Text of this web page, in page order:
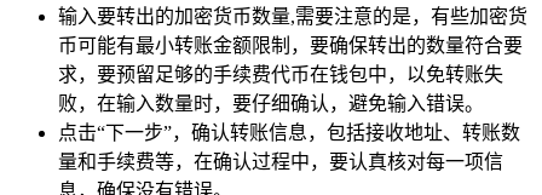
输入要转出的加密货币数量,需要注意的是，有些加密货
币可能有最小转账金额限制，要确保转出的数量符合要
求，要预留足够的手续费代币在钱包中，以免转账失
败，在输入数量时，要仔细确认，避免输入错误。
点击“下一步”，确认转账信息，包括接收地址、转账数
量和手续费等，在确认过程中，要认真核对每一项信
息，确保没有错误。